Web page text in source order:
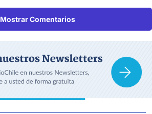
Mostrar Comentarios